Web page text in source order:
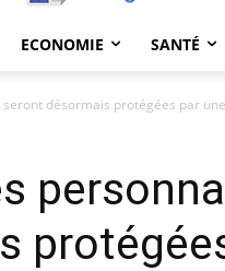
ECONOMIE SANTÉ
désormais protégées par